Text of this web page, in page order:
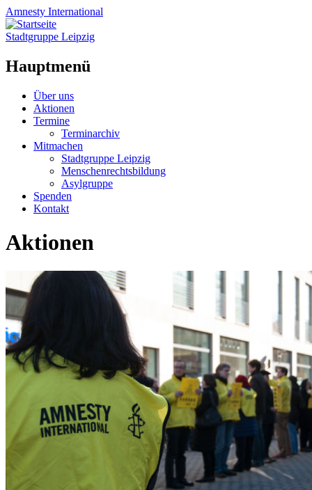
Amnesty International
Stadtgruppe Leipzig
Hauptmenü
Zum
Inhalt
springen
Über uns
Aktionen
Termine
Terminarchiv
Mitmachen
Stadtgruppe Leipzig
Menschenrechtsbildung
Asylgruppe
Spenden
Kontakt
Aktionen